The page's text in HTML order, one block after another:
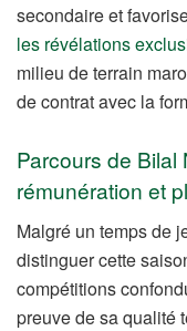
secondaire et
les révélations
milieu de terrain
de contrat avec la
Parcours de Bilal
rémunération et
Malgré un temps de
distinguer cette
compétitions
preuve de sa qualité